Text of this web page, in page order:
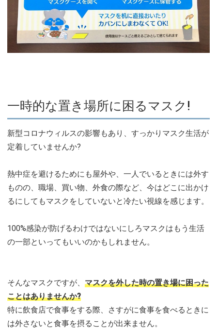
一時的な置き場所に困るマスク!
新型コロナウィルスの影響もあり、すっかりマスク生活が
定着していませんか?
熱中症を避けるためにも屋外や、一人でいるときには外す
ものの、職場、買い物、外食の際など、今はどこに出かけ
るにしてもマスクをしていないと冷たい視線を感じます。
100%感染が防げるわけではないにしろマスクはもう生活
の一部といってもいいのかもしれません。
そんなマスクですが、 マスクを外した時の置き場に困った
ことはありませんか?
特に飲食店で食事をする際、さすがに食事を食べるときに
は外さないと食事を摂ることが出来ません。